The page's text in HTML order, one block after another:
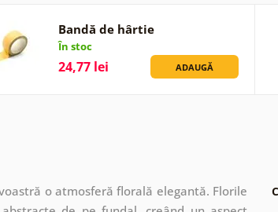
Bandă de hârtie
În stoc
24,77 lei ADAUGĂ
o atmosferă florală elegantă. Florile